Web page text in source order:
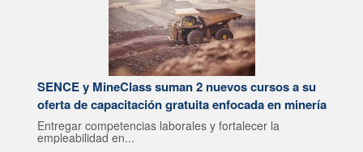
SENCE y MineClass suman 2 nuevos cursos a su
oferta de capacitación gratuita enfocada en minería
Entregar competencias laborales y fortalecer la
empleabilidad en...